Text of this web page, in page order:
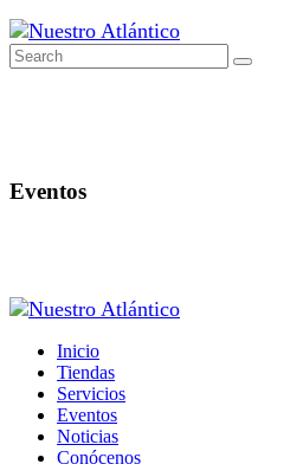
Eventos
Inicio
Tiendas
Servicios
Eventos
Noticias
Conócenos